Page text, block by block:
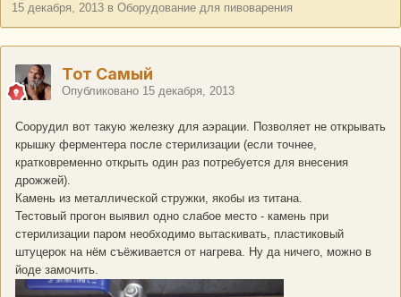
15 декабря, 2013 в Оборудование для пивоварения
Тот Самый
Опубликовано 15 декабря, 2013
Соорудил вот такую железку для аэрации. Позволяет не открывать
крышку ферментера после стерилизации (если точнее,
кратковременно открыть один раз потребуется для внесения
дрожжей).
Камень из металлической стружки, якобы из титана.
Тестовый прогон выявил одно слабое место - камень при
стерилизации паром необходимо вытаскивать, пластиковый
штуцерок на нём съёживается от нагрева. Ну да ничего, можно в
йоде замочить.